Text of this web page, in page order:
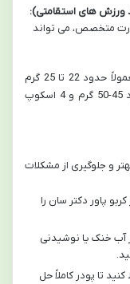
ورزش های استقامتی):
متخصص، می تواند
توجه داشته باشید که هر اسکوپ یا پیمانه معمولاً حدود 22 تا 25 گرم
پودر را شامل می شود. بنابراین، 2 اسکوپ حدود 45-50 گرم و 4 اسکوپ
و جلوگیری از مشکلات
کربو پاور دکتر سان را
300 میلی لیتر آب خنک یا نوشیدنی
تا پودر کاملاً حل